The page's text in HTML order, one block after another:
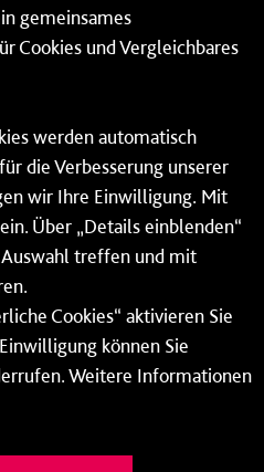
Öffnungszeiten.
gemeinsames
Cookies und Vergleichbares
werden automatisch
die Verbesserung unserer
wir Ihre Einwilligung. Mit
Über „Details einblenden“
treffen und mit
Cookies“ aktivieren Sie
können Sie
Weitere Informationen